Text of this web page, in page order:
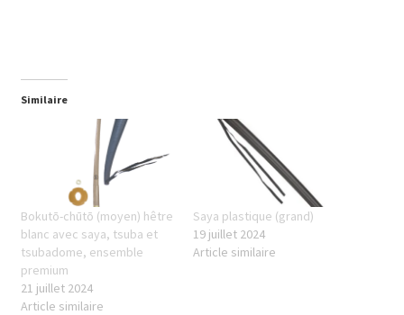
Similaire
Bokutō-chūtō (moyen) hêtre
blanc avec saya, tsuba et
tsubadome, ensemble
premium
21 juillet 2024
Article similaire
Saya plastique (grand)
19 juillet 2024
Article similaire